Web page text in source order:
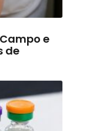
e
de